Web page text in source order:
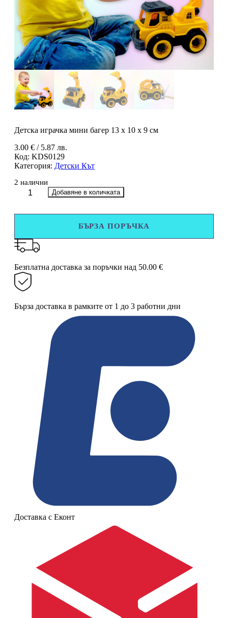
Детска играчка мини багер 13 х 10 х 9 см
3.00 € / 5.87 лв.
Код: KDS0129
Категория: Детски Кът
2 налични
количество
багер
13
10
х
9
см
Добавяне в количката
БЪРЗА ПОРЪЧКА
Безплатна доставка за поръчки над 50.00 €
Бърза доставка в рамките от 1 до 3 работни дни
Доставка с Еконт